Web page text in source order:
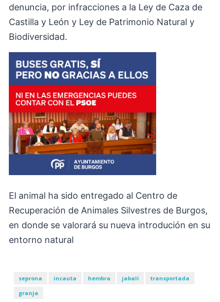
denuncia, por infracciones a la Ley de Caza de
Castilla y León y Ley de Patrimonio Natural y
Biodiversidad.
El animal ha sido entregado al Centro de
Recuperación de Animales Silvestres de Burgos,
en donde se valorará su nueva introdución en su
entorno natural
seprona incauta hembra jabalí
transportada
granja